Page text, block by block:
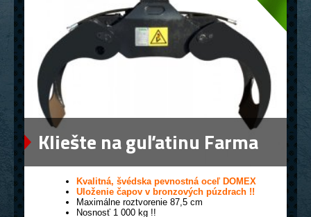
Kliešte na guľatinu Farma
0,12
Kvalitná, švédska pevnostná oceľ DOMEX
Uloženie čapov v bronzových púzdrach !!
Maximálne roztvorenie 87,5 cm
Nosnosť 1 000 kg !!